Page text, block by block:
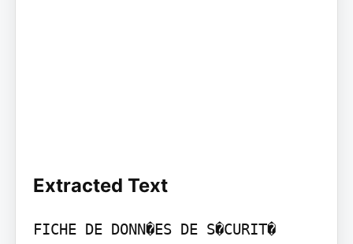
Extracted Text
FICHE DE DONN�ES DE S�CURIT�